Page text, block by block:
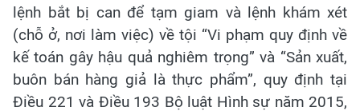
lệnh bắt bị can để tạm giam và lệnh khám xét
(chỗ ở, nơi làm việc) về tội “Vi phạm quy định về
kế toán gây hậu quả nghiêm trọng” và “Sản xuất,
buôn bán hàng giả là thực phẩm”, quy định tại
Điều 221 và Điều 193 Bộ luật Hình sự năm 2015,